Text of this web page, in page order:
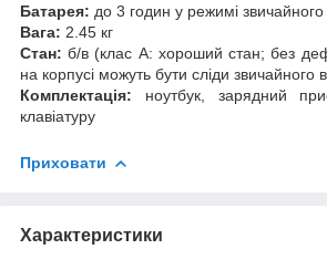
Батарея: до 3 годин у режимі
Вага: 2.45 кг
Стан: б/в (клас А: хороший стан; без
на корпусі можуть бути сліди звичайного
Комплектація: ноутбук, зарядний
клавіатуру
Приховати
Характеристики